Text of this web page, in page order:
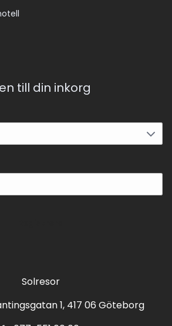
till din inkorg
Solresor
1, 417 06 Göteborg